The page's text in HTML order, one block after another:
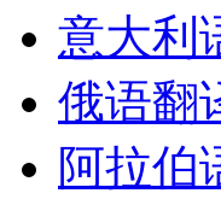
意大利
俄语翻
阿拉伯